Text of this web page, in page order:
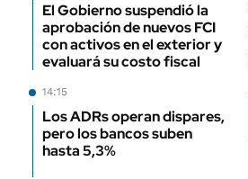
El Gobierno suspendió la
aprobación de nuevos FCI
con activos en el exterior y
evaluará su costo fiscal
14:15
Los ADRs operan dispares,
pero los bancos suben
hasta 5,3%